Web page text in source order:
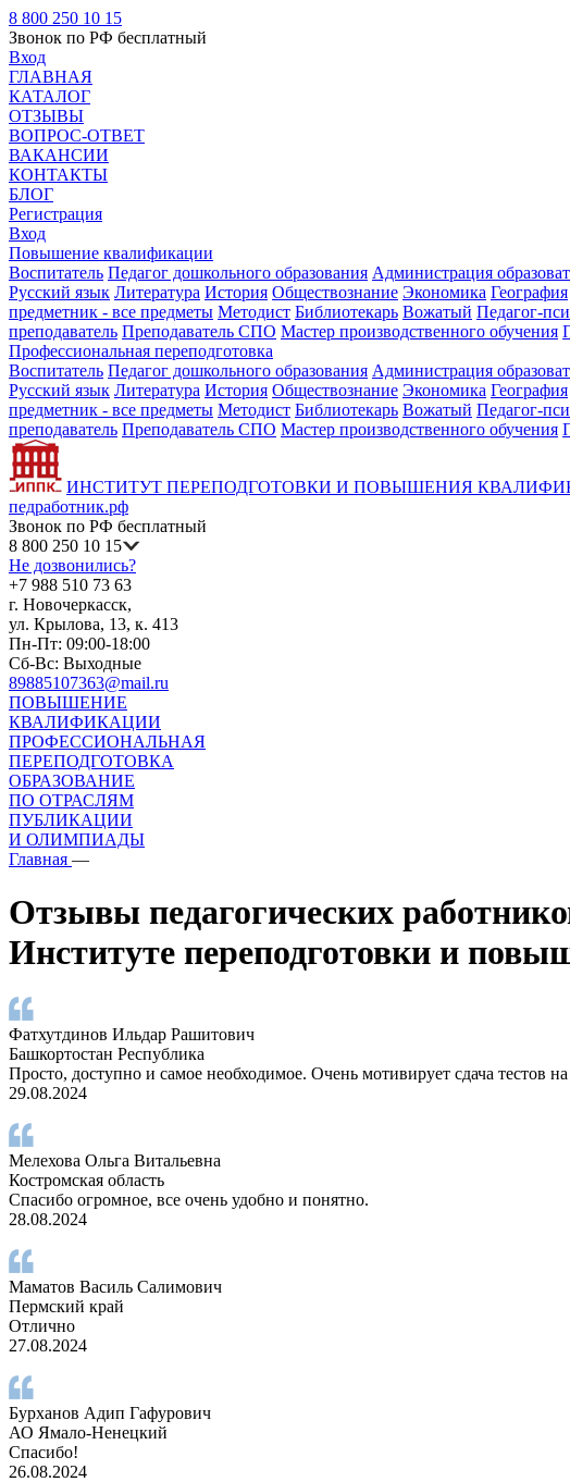
8 800 250 10 15
Звонок по РФ бесплатный
Вход
ГЛАВНАЯ
КАТАЛОГ
ОТЗЫВЫ
ВОПРОС-ОТВЕТ
ВАКАНСИИ
КОНТАКТЫ
БЛОГ
Регистрация
Вход
Повышение квалификации
Воспитатель Педагог дошкольного образования Администрация
Русский язык Литература История Обществознание Экономика География
предметник - все предметы Методист Библиотекарь Вожатый Педагог-
преподаватель Преподаватель СПО Мастер производственного обучения
Профессиональная переподготовка
Воспитатель Педагог дошкольного образования Администрация
Русский язык Литература История Обществознание Экономика География
предметник - все предметы Методист Библиотекарь Вожатый Педагог-
преподаватель Преподаватель СПО Мастер производственного обучения
ИНСТИТУТ ПЕРЕПОДГОТОВКИ И ПОВЫШЕНИЯ
педработник.рф
Звонок по РФ бесплатный
8 800 250 10 15
Не дозвонились?
+7 988 510 73 63
г. Новочеркасск,
ул. Крылова, 13, к. 413
Пн-Пт: 09:00-18:00
Сб-Вс: Выходные
89885107363@mail.ru
ПОВЫШЕНИЕ
КВАЛИФИКАЦИИ
ПРОФЕССИОНАЛЬНАЯ
ПЕРЕПОДГОТОВКА
ОБРАЗОВАНИЕ
ПО ОТРАСЛЯМ
ПУБЛИКАЦИИ
И ОЛИМПИАДЫ
Главная —
Отзывы педагогических
Институте переподготовки и
Фатхутдинов Ильдар Рашитович
Башкортостан Республика
Просто, доступно и самое необходимое. Очень мотивирует сдача тестов
29.08.2024
Мелехова Ольга Витальевна
Костромская область
Спасибо огромное, все очень удобно и понятно.
28.08.2024
Маматов Василь Салимович
Пермский край
Отлично
27.08.2024
Бурханов Адип Гафурович
АО Ямало-Ненецкий
Спасибо!
26.08.2024